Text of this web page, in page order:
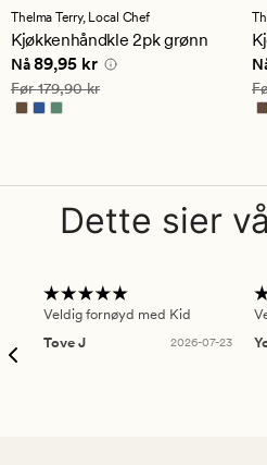
med
en
gjennomsnittlig
vurdering
på
4.5
Thelma Terry, Local Chef
Kjøkkenhåndkle 2pk grønn
Nåværende pris
Nå89,95 kr
Vanlig pris 179,90 kr
Før179,90 kr
Dette sier
Veldig fornøyd med Kid
Tove J
2026-07-23